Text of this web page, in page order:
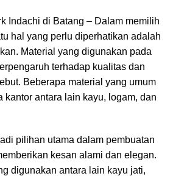
Indachi di Batang – Dalam memilih
hal yang perlu diperhatikan adalah
Material yang digunakan pada
terhadap kualitas dan
Beberapa material yang umum
kantor antara lain kayu, logam, dan
pilihan utama dalam pembuatan
kesan alami dan elegan.
digunakan antara lain kayu jati,